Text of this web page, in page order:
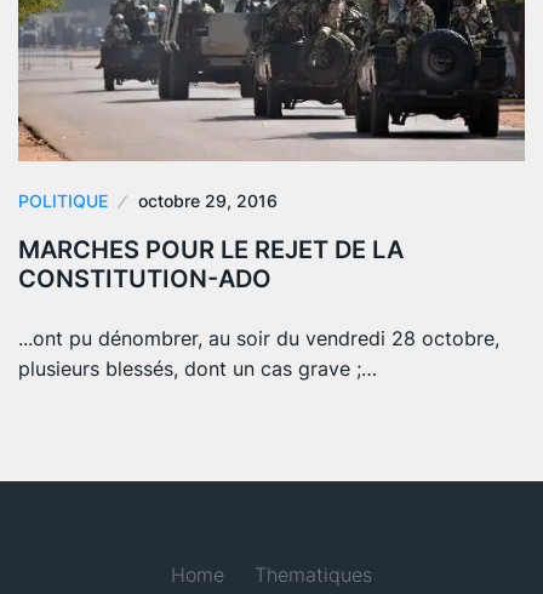
POLITIQUE octobre 29, 2016
MARCHES POUR LE REJET DE LA
CONSTITUTION-ADO
...ont pu dénombrer, au soir du vendredi 28 octobre,
plusieurs blessés, dont un cas grave ;…
Home
Thematiques